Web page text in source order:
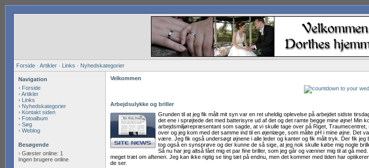
Forside · Artikler · Links · Nyhedskategorier
Navigation
Forside
Artikler
Links
Nyhedskategorier
Kontakt siden
Fotoalbum
Søg
Weblog
Besøgende
Gæster online: 1
Ingen brugere online
Velkommen
Arbejdsulykke og briller
Grunden til at jeg fik målt mit syn var en ret uheldig oplevelse på arbejdet sidste
det ene i sprøjtede det med batterisyre ud af det og det ramte begge mine øjne! Min
arbejdsmiljørepræsentant som sagde, at vi skulle tage over på Riget,
over og jeg kom med det samme ind til en øjenlæge, som målte pH i mine øjne. Det
være. Jeg fik også undersøgt øjnene i alle leder og kanter og fik målt tryk. Der fik
tog også en synsprøve og der kunne de så sige, at jeg nok skulle købe mig nogle
Så nu har jeg altså fået mig et par fine briller, som jeg går og vænner mig til at gå
meget træt om aftenen. Jeg kan ikke rigtig se ting tæt på endnu, men det kommer med tiden har
de ser.